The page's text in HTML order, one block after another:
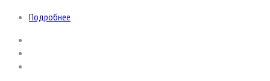
Подробнее